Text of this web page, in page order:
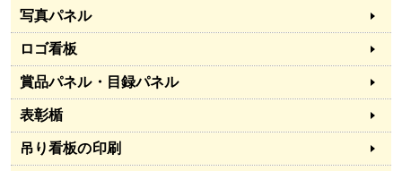
写真パネル
ロゴ看板
賞品パネル・目録パネル
表彰楯
吊り看板の印刷